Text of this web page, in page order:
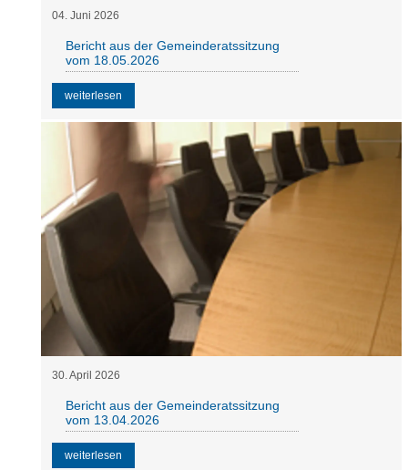
04. Juni 2026
Bericht aus der Gemeinderatssitzung
vom 18.05.2026
weiterlesen
30.April 2026
Bericht aus der Gemeinderatssitzung
vom 13.04.2026
weiterlesen